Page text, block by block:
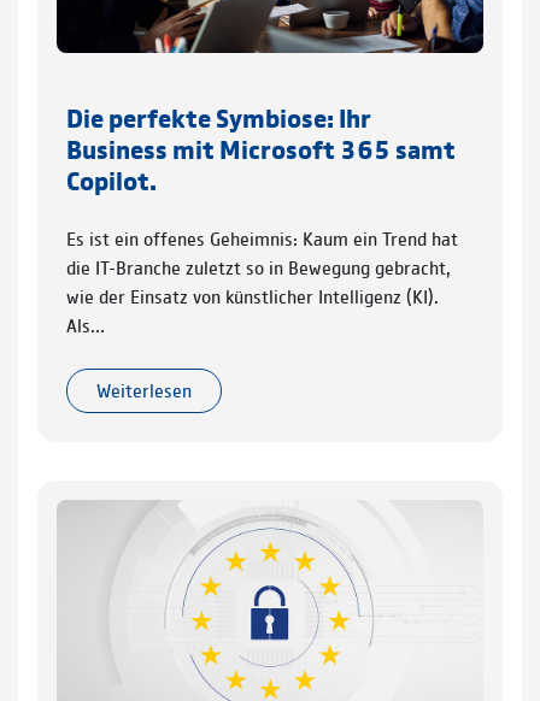
Die perfekte Symbiose: Ihr
Business mit Microsoft 365 samt
Copilot.
Es ist ein offenes Geheimnis: Kaum ein Trend hat
die IT-Branche zuletzt so in Bewegung gebracht,
wie der Einsatz von künstlicher Intelligenz (KI).
Als…
Weiterlesen